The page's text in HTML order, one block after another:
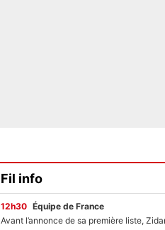
Fil info
12h30 Équipe de France